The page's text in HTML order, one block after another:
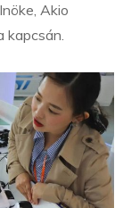
Akio
kapcsán.